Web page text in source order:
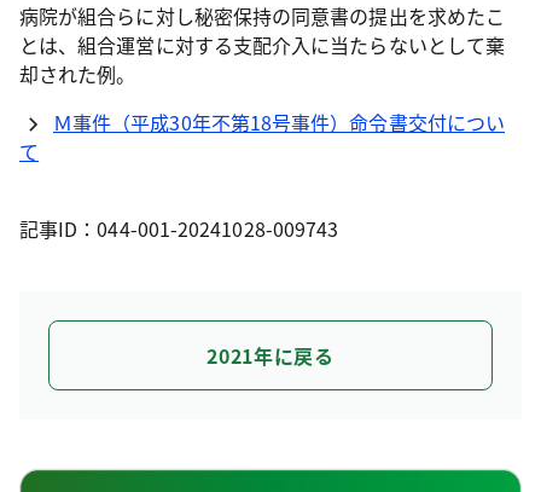
病院が組合らに対し秘密保持の同意書の提出を求めたこ
とは、組合運営に対する支配介入に当たらないとして棄
却された例。
Ｍ事件（平成30年不第18号事件）命令書交付につい
て
記事ID：044-001-20241028-009743
2021年に戻る